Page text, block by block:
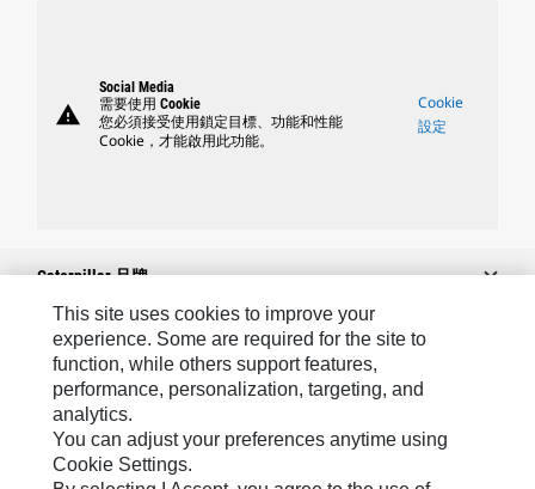
warning
Social Media
需要使用 Cookie
您必須接受使用鎖定目標、功能和性能
Cookie，才能啟用此功能。
Cookie
設定
Caterpillar 品牌
Caterpillar.com
聯絡 Caterpillar
我的行銷偏好設定
This site uses cookies to improve your
experience. Some are required for the site to
function, while others support features,
performance, personalization, targeting, and
analytics.
You can adjust your preferences anytime using
Cookie Settings.